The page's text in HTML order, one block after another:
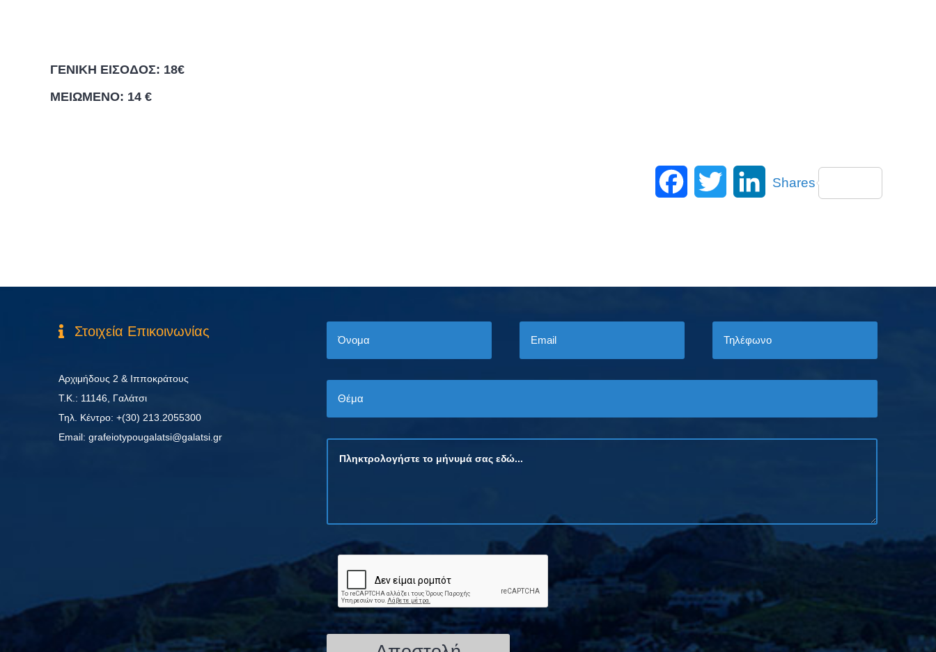
ΓΕΝΙΚΗ ΕΙΣΟΔΟΣ: 18€
ΜΕΙΩΜΕΝΟ: 14 €
FacebookTwitter
Shares
Στοιχεία Επικοινωνίας
Αρχιμήδους 2 & Ιπποκράτους
Τ.Κ.: 11146, Γαλάτσι
Τηλ. Κέντρο: +(30) 213.2055300
Εmail: grafeiotypougalatsi@galatsi.gr